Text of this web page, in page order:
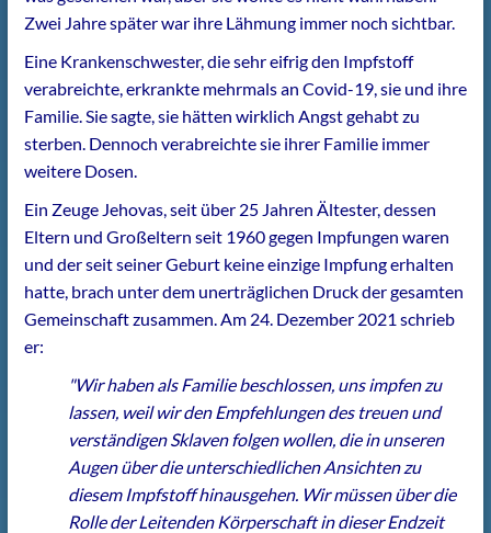
Zwei Jahre später war ihre Lähmung immer noch sichtbar.
Eine Krankenschwester, die sehr eifrig den Impfstoff
verabreichte, erkrankte mehrmals an Covid-19, sie und ihre
Familie. Sie sagte, sie hätten wirklich Angst gehabt zu
sterben. Dennoch verabreichte sie ihrer Familie immer
weitere Dosen.
Ein Zeuge Jehovas, seit über 25 Jahren Ältester, dessen
Eltern und Großeltern seit 1960 gegen Impfungen waren
und der seit seiner Geburt keine einzige Impfung erhalten
hatte, brach unter dem unerträglichen Druck der gesamten
Gemeinschaft zusammen. Am 24. Dezember 2021 schrieb
er:
"Wir haben als Familie beschlossen, uns impfen zu
lassen, weil wir den Empfehlungen des treuen und
verständigen Sklaven folgen wollen, die in unseren
Augen über die unterschiedlichen Ansichten zu
diesem Impfstoff hinausgehen. Wir müssen über die
Rolle der Leitenden Körperschaft in dieser Endzeit